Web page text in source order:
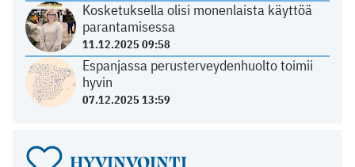
Kosketuksella olisi monenlaista käyttöä
parantamisessa
11.12.2025 09:58
Espanjassa perusterveydenhuolto toimii
hyvin
07.12.2025 13:59
HYVINVOINTI